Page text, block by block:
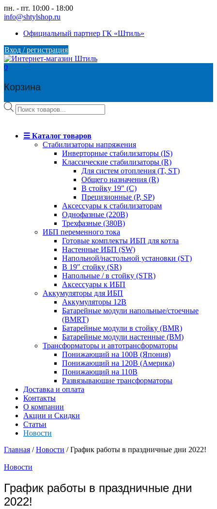
Skip
to
пн. - пт. 10:00 - 18:00
info@shtylshop.ru
Официальный партнер ГК «Штиль»
Вход / регистрация
0
Корзина
Поиск
товаров
☰ Каталог товаров
Стабилизаторы напряжения
Инверторные стабилизаторы (IS)
Классические стабилизаторы (R)
Для систем отопления (T, ST)
Общего назначения (R)
В стойку 19″ (C)
Прецизионные (P, SP)
Аксессуары к стабилизаторам
Однофазные (220В)
Трехфазные (380В)
ИБП переменного тока
Готовые комплекты ИБП для котла
Настенные ИБП (SW)
Напольной/настольной установки (ST)
В 19″ стойку (SR)
Напольные / в стойку (STR)
Аксессуары к ИБП
Аккумуляторы для ИБП
Аккумуляторы 12В
Батарейные модули напольные/стоечные
(BMRT)
Батарейные модули в стойку (BMR)
Батарейные модули настенные (BM)
Трансформаторы и автотрансформаторы
Понижающий на 100В (Япония)
Понижающий на 120В (Америка)
Понижающий на 110В
Развязывающие трансформаторы
Доставка и оплата
Контакты
О компании
Акции и Скидки
Статьи
Новости
Главная /Новости / График работы в праздничные дни 2022!
Новости
График работы в праздничные дни
2022!